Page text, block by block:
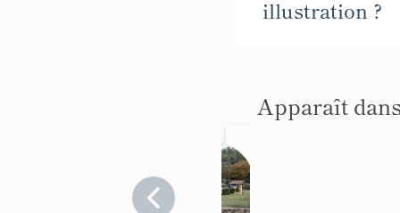
illustration ?
Apparaît